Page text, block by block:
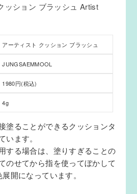
ッション ブラッシュ Artist
アーティスト クッション ブラッシュ
JUNGSAEMMOOL
1980円(税込)
4g
塗ることができるクッションタ
います。
する場合は、塗りすぎることの
のせてから指を使ってぼかして
開になっています。